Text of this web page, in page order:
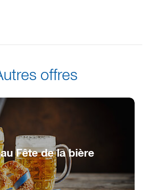
offres
Fête de la bière
fête, se régaler et danser !